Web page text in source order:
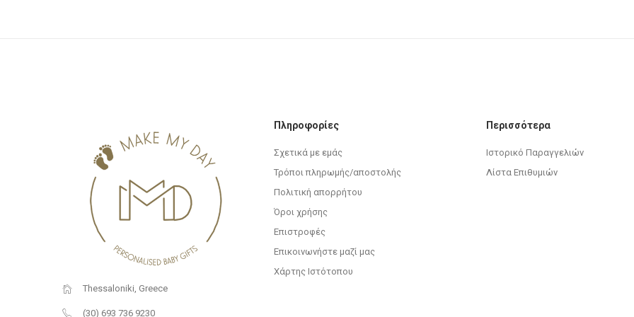
Thessaloniki, Greece
(30) 693 736 9230
Πληροφορίες
Σχετικά με εμάς
Τρόποι πληρωμής/αποστολής
Πολιτική απορρήτου
Όροι χρήσης
Επιστροφές
Επικοινωνήστε μαζί μας
Χάρτης Ιστότοπου
Περισσότερα
Ιστορικό Παραγγελιών
Λίστα Επιθυμιών